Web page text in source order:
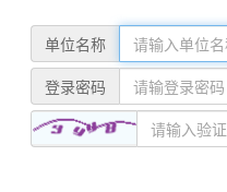
单位名称
登录密码